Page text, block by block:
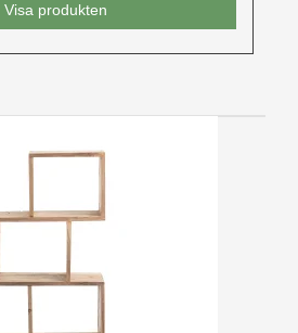
Visa produkten